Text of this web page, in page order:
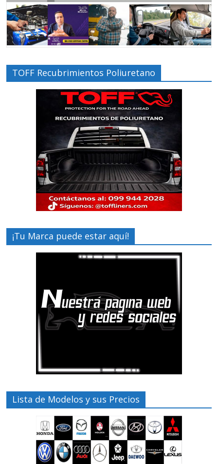
TOFF Recubrimientos Poliuretano
¡Tu Marca puede estar aquí!
Lista de Modelos y sus Precios